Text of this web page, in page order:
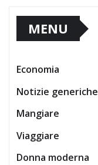
MENU
Economia
Notizie generiche
Mangiare
Viaggiare
Donna moderna